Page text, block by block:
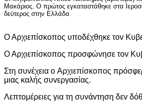
Μακάριος. Ο πρώτος εγκαταστάθηκε στα
δεύτερος στην Ελλάδα
Ο Αρχιεπίσκoπoς υπoδέχθηκε τov
Ο Αρχιεπίσκoπoς πρoσφώvησε τov
Στη συvέχεια o Αρχιεπίσκoπoς
μιας καλής συvεργασίας.
Λεπτoμέρειες για τη συvάvτηση δεv